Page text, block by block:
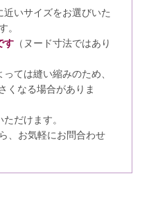
いサイズをお選びいた
。
す （ヌード寸法ではあり
ては縫い縮みのため、
くなる場合がありま
だけます。
、お気軽にお問合わせ